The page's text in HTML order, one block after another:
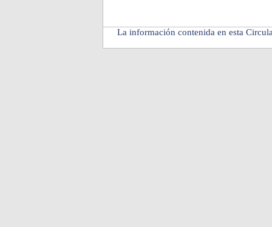
La información contenida en esta